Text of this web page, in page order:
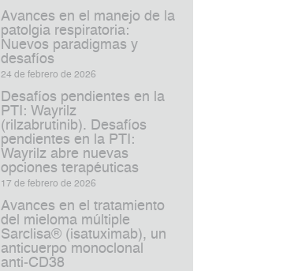
Avances en el manejo de la
patolgia respiratoria:
Nuevos paradigmas y
desafíos
24 de febrero de 2026
Desafíos pendientes en la
PTI: Wayrilz
(rilzabrutinib). Desafíos
pendientes en la PTI:
Wayrilz abre nuevas
opciones terapéuticas
17 de febrero de 2026
Avances en el tratamiento
del mieloma múltiple
Sarclisa® (isatuximab), un
anticuerpo monoclonal
anti‑CD38